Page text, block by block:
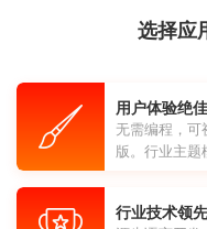
选择应
用户体验绝佳
无需编程，可
版。行业主题
行业技术领先